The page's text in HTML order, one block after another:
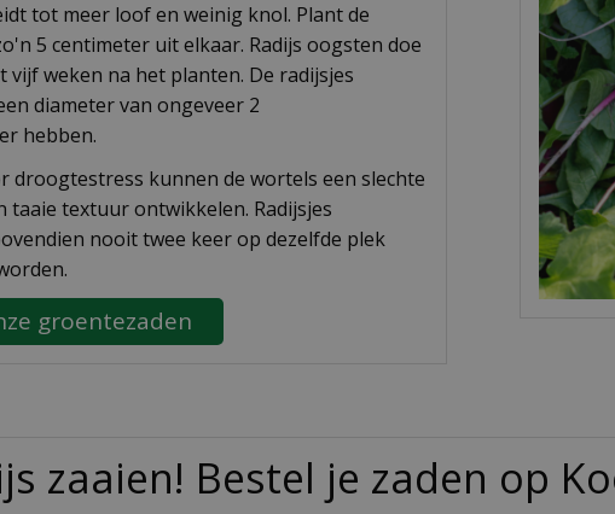
tot meer loof en weinig knol. Plant de
5 centimeter uit elkaar. Radijs oogsten doe
vijf weken na het planten. De radijsjes
diameter van ongeveer 2
hebben.
droogtestress kunnen de wortels een slechte
taaie textuur ontwikkelen. Radijsjes
nooit twee keer op dezelfde plek
groentezaden
zaaien! Bestel je zaden op